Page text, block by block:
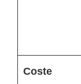
Coste